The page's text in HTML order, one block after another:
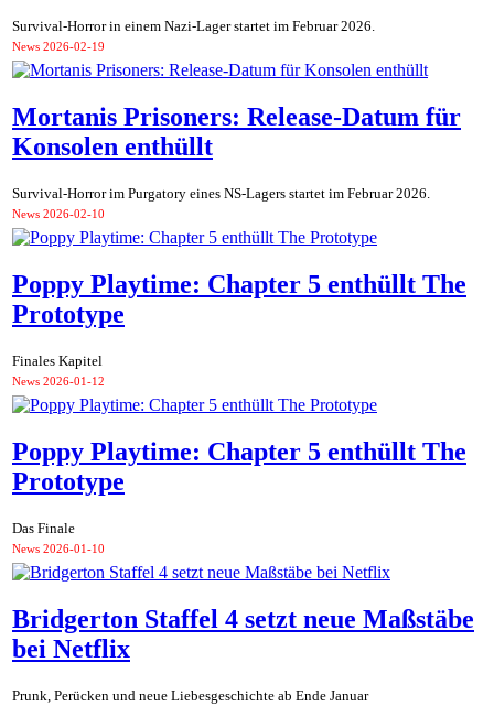
Survival-Horror in einem Nazi-Lager startet im Februar 2026.
News 2026-02-19
Mortanis Prisoners: Release-Datum für
Konsolen enthüllt
Survival-Horror im Purgatory eines NS-Lagers startet im Februar 2026.
News 2026-02-10
Poppy Playtime: Chapter 5 enthüllt The
Prototype
Finales Kapitel
News 2026-01-12
Poppy Playtime: Chapter 5 enthüllt The
Prototype
Das Finale
News 2026-01-10
Bridgerton Staffel 4 setzt neue Maßstäbe
bei Netflix
Prunk, Perücken und neue Liebesgeschichte ab Ende Januar